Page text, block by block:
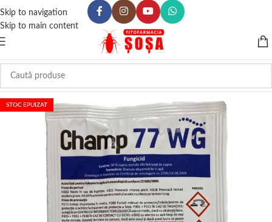
Skip to navigation
Skip to main content
STOC EPUIZAT